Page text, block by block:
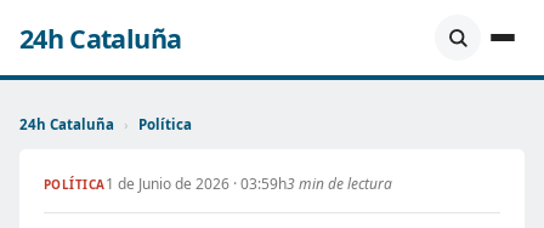
24h Cataluña
24h Cataluña › Política
POLÍTICA1 de Junio de 2026 · 03:59h3 min de lectura